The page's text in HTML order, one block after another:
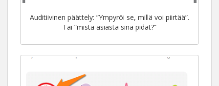
Auditiivinen päättely: ”Ympyröi se, millä voi piirtää”.
Tai ”mistä asiasta sinä pidät?”